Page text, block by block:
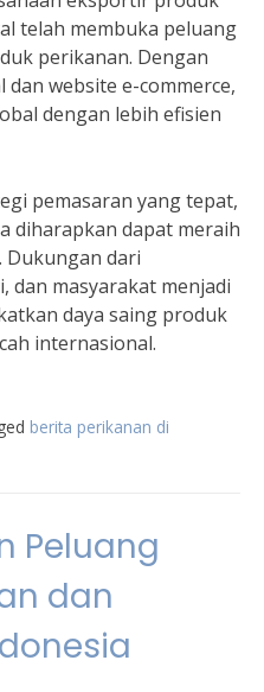
telah membuka peluang
perikanan. Dengan
website e-commerce,
dengan lebih efisien
pemasaran yang tepat,
diharapkan dapat meraih
Dukungan dari
dan masyarakat menjadi
daya saing produk
internasional.
berita perikanan di
Peluang
dan